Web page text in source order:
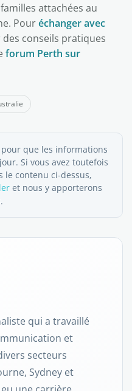
attachées au
Pouréchanger avec
conseils pratiques
forum Perth sur
que les informations
Si vous avez toutefois
le contenu ci-dessus,
et nous y apporterons
qui a travaillé
et
secteurs
Sydney et